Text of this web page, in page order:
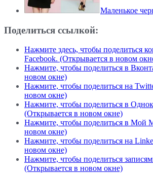
Маленькое
Поделиться ссылкой:
Нажмите здесь, чтобы поделиться
Facebook. (Открывается в новом
Нажмите, чтобы поделиться в
новом окне)
Нажмите, чтобы поделиться на
новом окне)
Нажмите, чтобы поделиться в
(Открывается в новом окне)
Нажмите, чтобы поделиться в Мой
новом окне)
Нажмите, чтобы поделиться на
новом окне)
Нажмите, чтобы поделиться
(Открывается в новом окне)